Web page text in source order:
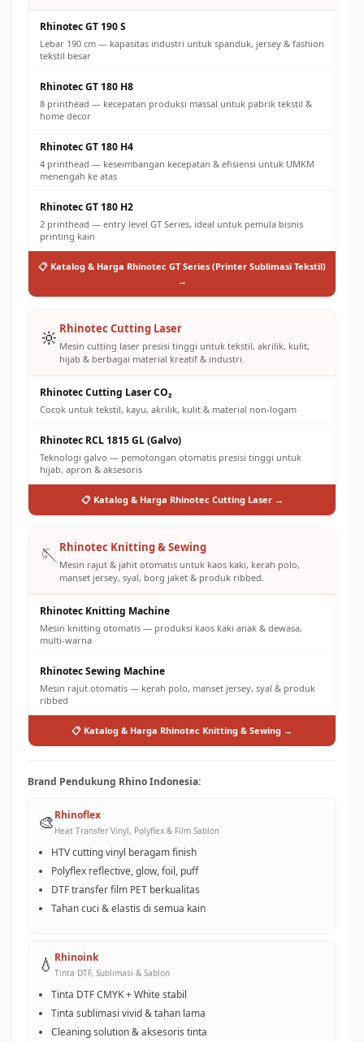
Rhinotec GT 190 S
Lebar 190 cm — kapasitas industri untuk spanduk, jersey & fashion
tekstil besar
Rhinotec GT 180 H8
8 printhead — kecepatan produksi massal untuk pabrik tekstil &
home decor
Rhinotec GT 180 H4
4 printhead — keseimbangan kecepatan & efisiensi untuk UMKM
menengah ke atas
Rhinotec GT 180 H2
2 printhead — entry level GT Series, ideal untuk pemula bisnis
printing kain
📋 Katalog & Harga Rhinotec GT Series (Printer Sublimasi Tekstil)
→
🔆 Rhinotec Cutting Laser
Mesin cutting laser presisi tinggi untuk tekstil, akrilik, kulit,
hijab & berbagai material kreatif & industri.
Rhinotec Cutting Laser CO₂
Cocok untuk tekstil, kayu, akrilik, kulit & material non-logam
Rhinotec RCL 1815 GL (Galvo)
Teknologi galvo — pemotongan otomatis presisi tinggi untuk
hijab, apron & aksesoris
📋 Katalog & Harga Rhinotec Cutting Laser →
🪡Rhinotec Knitting & Sewing
Mesin rajut & jahit otomatis untuk kaos kaki, kerah polo,
manset jersey, syal, borg jaket & produk ribbed.
Rhinotec Knitting Machine
Mesin knitting otomatis — produksi kaos kaki anak & dewasa,
multi-warna
Rhinotec Sewing Machine
Mesin rajut otomatis — kerah polo, manset jersey, syal & produk
ribbed
📋 Katalog & Harga Rhinotec Knitting & Sewing →
Brand Pendukung Rhino Indonesia:
🎨Rhinoflex
Heat Transfer Vinyl, Polyflex & Film Sablon
HTV cutting vinyl beragam finish
Polyflex reflective, glow, foil, puff
DTF transfer film PET berkualitas
Tahan cuci & elastis di semua kain
💧 Rhinoink
Tinta DTF, Sublimasi & Sablon
Tinta DTF CMYK + White stabil
Tinta sublimasi vivid & tahan lama
Cleaning solution & aksesoris tinta